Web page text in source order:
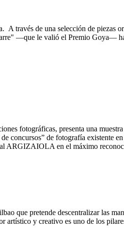
A través de una selección de
—que le valió el Premio Goya—
fotográficas, presenta una
de fotografía existente
ARGIZAIOLA en el máximo
que pretende descentralizar las
artístico y creativo es uno de los